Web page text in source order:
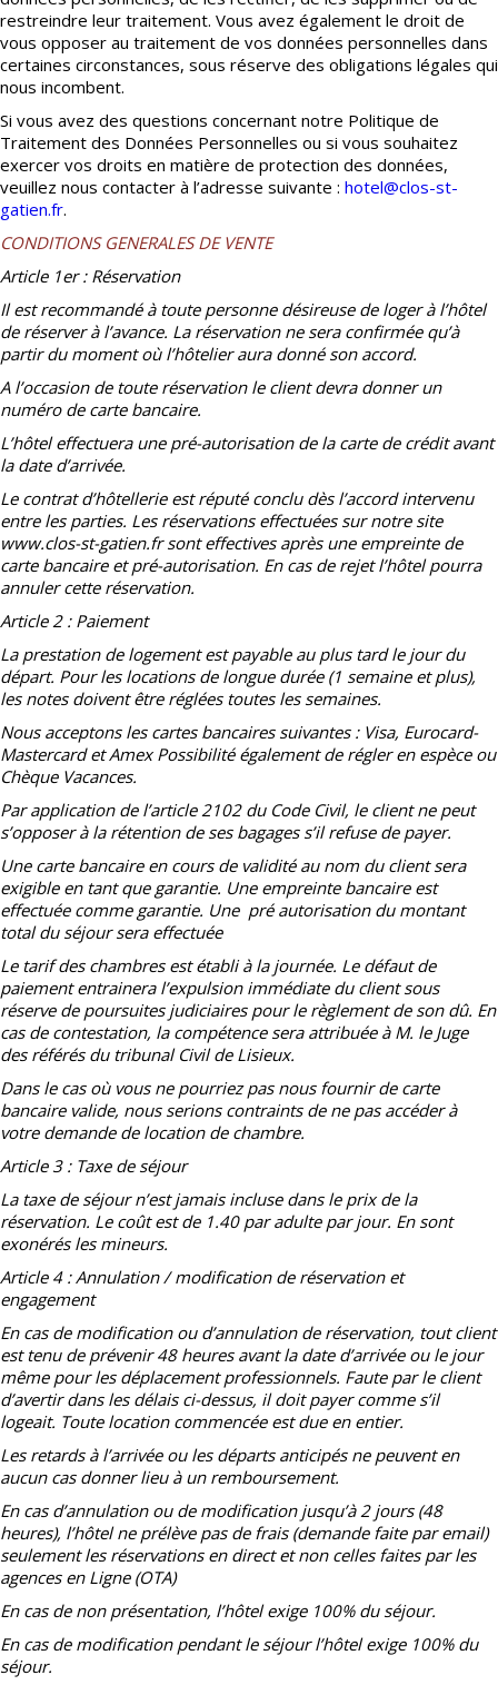
restreindre leur traitement. Vous avez également le droit de
vous opposer au traitement de vos données personnelles dans
certaines circonstances, sous réserve des obligations légales qui
nous incombent.
Si vous avez des questions concernant notre Politique de
Traitement des Données Personnelles ou si vous souhaitez
exercer vos droits en matière de protection des données,
veuillez nous contacter à l’adresse suivante : hotel@clos-st-
gatien.fr.
CONDITIONS GENERALES DE VENTE
Article 1er : Réservation
Il est recommandé à toute personne désireuse de loger à l’hôtel
de réserver à l’avance. La réservation ne sera confirmée qu’à
partir du moment où l’hôtelier aura donné son accord.
A l’occasion de toute réservation le client devra donner un
numéro de carte bancaire.
L’hôtel effectuera une pré-autorisation de la carte de crédit avant
la date d’arrivée.
Le contrat d’hôtellerie est réputé conclu dès l’accord intervenu
entre les parties. Les réservations effectuées sur notre site
www.clos-st-gatien.fr sont effectives après une empreinte de
carte bancaire et pré-autorisation. En cas de rejet l’hôtel pourra
annuler cette réservation.
Article 2 : Paiement
La prestation de logement est payable au plus tard le jour du
départ. Pour les locations de longue durée (1 semaine et plus),
les notes doivent être réglées toutes les semaines.
Nous acceptons les cartes bancaires suivantes : Visa, Eurocard-
Mastercard et Amex Possibilité également de régler en espèce ou
Chèque Vacances.
Par application de l’article 2102 du Code Civil, le client ne peut
s’opposer à la rétention de ses bagages s’il refuse de payer.
Une carte bancaire en cours de validité au nom du client sera
exigible en tant que garantie. Une empreinte bancaire est
effectuée comme garantie. Une pré autorisation du montant
total du séjour sera effectuée
Le tarif des chambres est établi à la journée. Le défaut de
paiement entrainera l’expulsion immédiate du client sous
réserve de poursuites judiciaires pour le règlement de son dû. En
cas de contestation, la compétence sera attribuée à M. le Juge
des référés du tribunal Civil de Lisieux.
Dans le cas où vous ne pourriez pas nous fournir de carte
bancaire valide, nous serions contraints de ne pas accéder à
votre demande de location de chambre.
Article 3 : Taxe de séjour
La taxe de séjour n’est jamais incluse dans le prix de la
réservation. Le coût est de 1.40 par adulte par jour. En sont
exonérés les mineurs.
Article 4 : Annulation / modification de réservation et
engagement
En cas de modification ou d’annulation de réservation, tout client
est tenu de prévenir 48 heures avant la date d’arrivée ou le jour
même pour les déplacement professionnels. Faute par le client
d’avertir dans les délais ci-dessus, il doit payer comme s’il
logeait. Toute location commencée est due en entier.
Les retards à l’arrivée ou les départs anticipés ne peuvent en
aucun cas donner lieu à un remboursement.
En cas d’annulation ou de modification jusqu’à 2 jours (48
heures), l’hôtel ne prélève pas de frais (demande faite par email)
seulement les réservations en direct et non celles faites par les
agences en Ligne (OTA)
En cas de non présentation, l’hôtel exige 100% du séjour.
En cas de modification pendant le séjour l’hôtel exige 100% du
séjour.